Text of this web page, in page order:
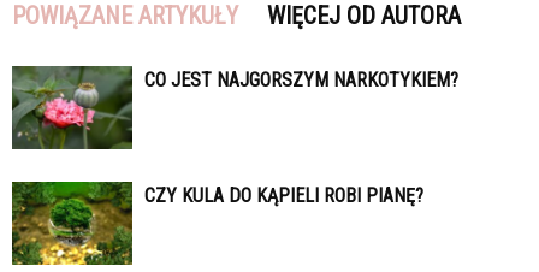
POWIĄZANE ARTYKUŁY WIĘCEJ OD AUTORA
CO JEST NAJGORSZYM NARKOTYKIEM?
CZY KULA DO KĄPIELI ROBI PIANĘ?